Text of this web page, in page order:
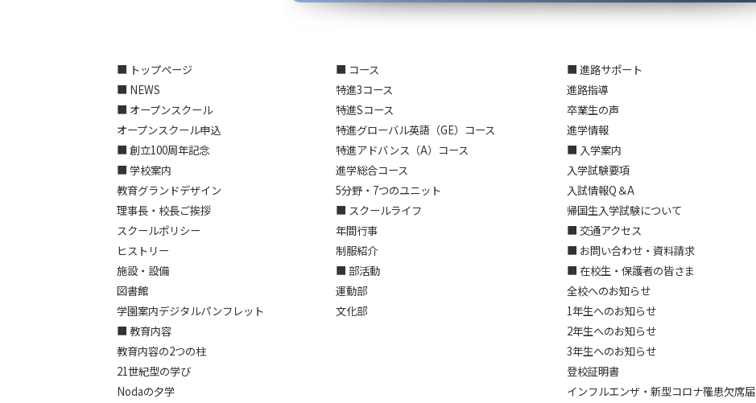
■ トップページ
■ NEWS
■ オープンスクール
オープンスクール申込
■ 創立100周年記念
■ 学校案内
教育グランドデザイン
理事長・校長ご挨拶
スクールポリシー
ヒストリー
施設・設備
図書館
学園案内デジタルパンフレット
■ 教育内容
教育内容の2つの柱
21世紀型の学び
Nodaの夕学
■ コース
特進3コース
特進Sコース
特進グローバル英語（GE）コース
特進アドバンス（A）コース
進学総合コース
5分野・7つのユニット
■ スクールライフ
年間行事
制服紹介
■ 部活動
運動部
文化部
■ 進路サポート
進路指導
卒業生の声
進学情報
■ 入学案内
入学試験要項
入試情報Q＆A
帰国生入学試験について
■ 交通アクセス
■ お問い合わせ・資料請求
■ 在校生・保護者の皆さま
全校へのお知らせ
1年生へのお知らせ
2年生へのお知らせ
3年生へのお知らせ
登校証明書
インフルエンザ・新型コロナ罹患欠席届